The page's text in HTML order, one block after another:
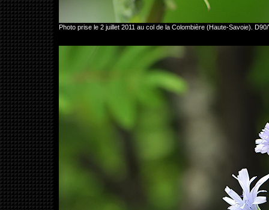
Photo prise le 2 juillet 2011 au col de la Colombière (Haute-Savoie).